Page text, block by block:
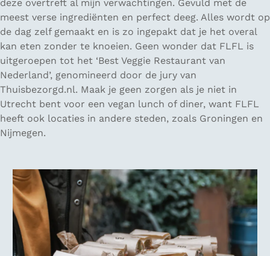
deze overtreft al mijn verwachtingen. Gevuld met de
meest verse ingrediënten en perfect deeg. Alles wordt op
de dag zelf gemaakt en is zo ingepakt dat je het overal
kan eten zonder te knoeien. Geen wonder dat FLFL is
uitgeroepen tot het ‘Best Veggie Restaurant van
Nederland’, genomineerd door de jury van
Thuisbezorgd.nl. Maak je geen zorgen als je niet in
Utrecht bent voor een vegan lunch of diner, want FLFL
heeft ook locaties in andere steden, zoals Groningen en
Nijmegen.